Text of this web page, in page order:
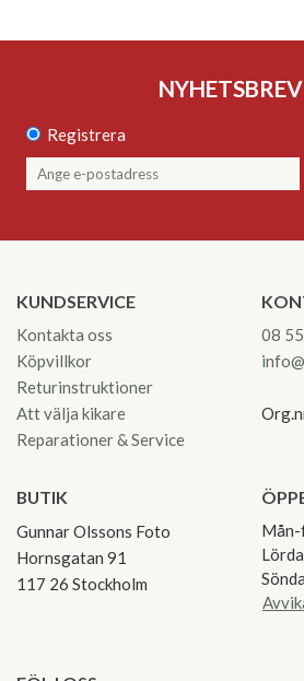
NYHETSBREV
Registrera
KUNDSERVICE
Kontakta oss
Köpvillkor
Returinstruktioner
Att välja kikare
Reparationer & Service
08
BUTIK
Gunnar Olssons Foto
Hornsgatan 91
117 26 Stockholm